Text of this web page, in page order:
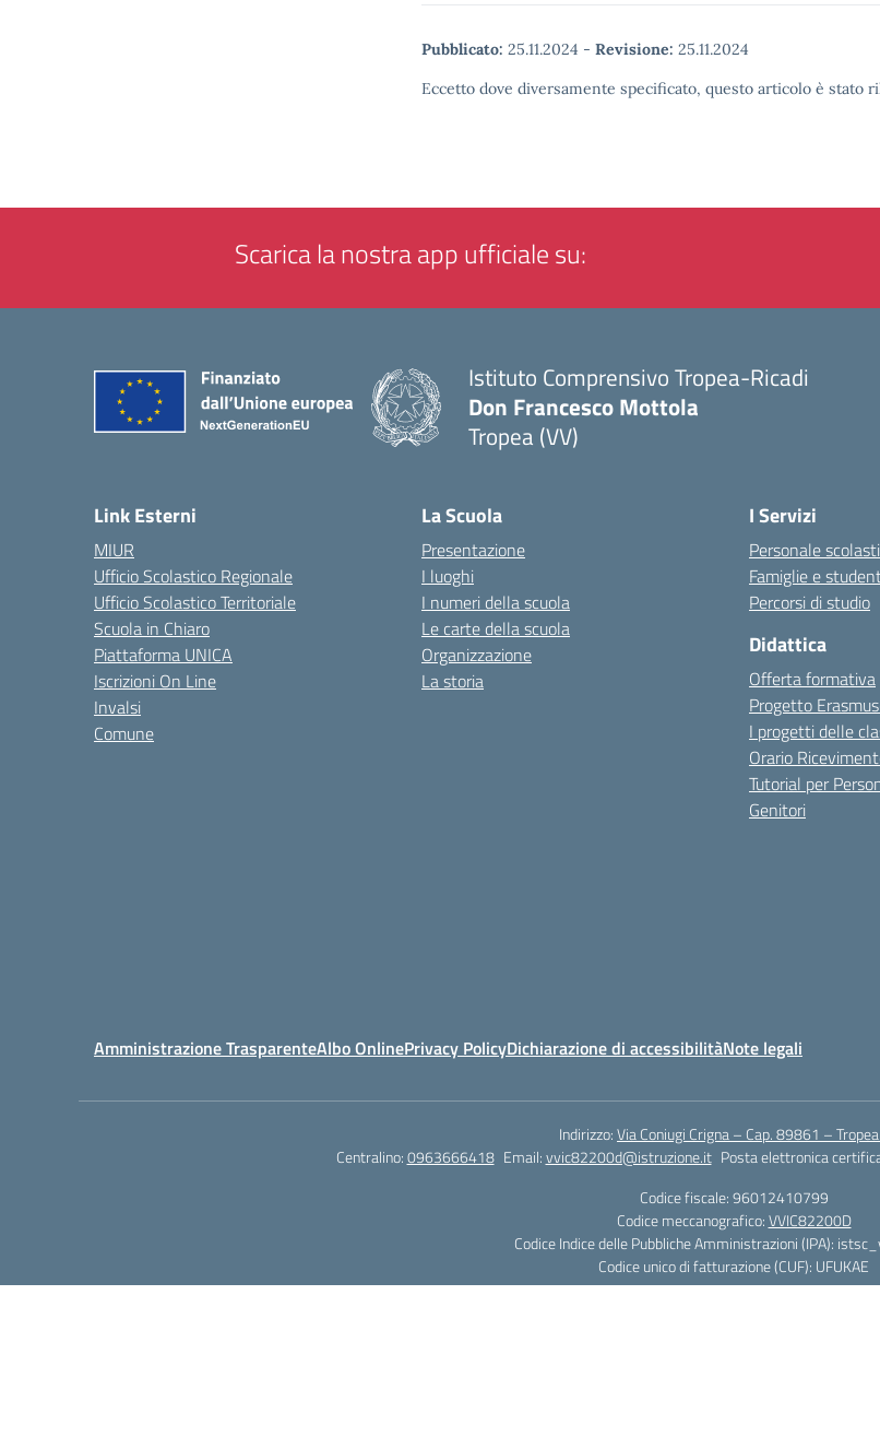
Pubblicato: 25.11.2024 - Revisione: 25.11.2024
Eccetto dove diversamente specificato, questo articolo è stato
Scarica la nostra app ufficiale su:
Istituto Comprensivo Tropea-Ricadi
Don Francesco Mottola
Tropea (VV)
Link Esterni
MIUR
Ufficio Scolastico Regionale
Ufficio Scolastico Territoriale
Scuola in Chiaro
Piattaforma UNICA
Iscrizioni On Line
Invalsi
Comune
La Scuola
Presentazione
I luoghi
I numeri della scuola
Le carte della scuola
Organizzazione
La storia
I Servizi
Personale
Famiglie e
Percorsi di studio
Didattica
Offerta formativa
Progetto
I progetti delle
Orario
Tutorial per
Genitori
Amministrazione TrasparenteAlbo OnlinePrivacy PolicyDichiarazione di accessibilitàNote legali
Indirizzo:Via Coniugi Crigna – Cap. 89861 –
Centralino:0963666418 Email:vvic82200d@istruzione.it Posta elettronica
Codice fiscale: 96012410799
Codice meccanografico:VVIC82200D
Codice Indice delle Pubbliche Amministrazioni (IPA):
Codice unico di fatturazione (CUF): UFUKAE